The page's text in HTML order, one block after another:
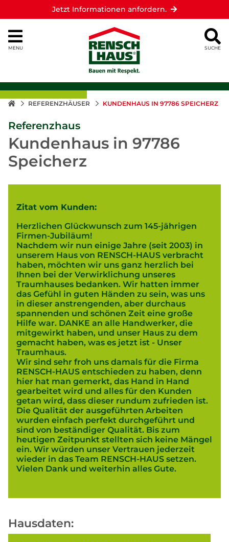
Jetzt Informationen anfordern.
MENU SUCHE
REFERENZHÄUSER KUNDENHAUS IN 97786 SPEICHERZ
Referenzhaus
Kundenhaus in 97786
Speicherz
Zitat vom Kunden:
Herzlichen Glückwunsch zum 145-jährigen
Firmen-Jubiläum!
Nachdem wir nun einige Jahre (seit 2003) in
unserem Haus von RENSCH-HAUS verbracht
haben, möchten wir uns ganz herzlich bei
Ihnen bei der Verwirklichung unseres
Traumhauses bedanken. Wir hatten immer
das Gefühl in guten Händen zu sein, was uns
in dieser anstrengenden, aber durchaus
spannenden und schönen Zeit eine große
Hilfe war. DANKE an alle Handwerker, die
mitgewirkt haben, und unser Haus zu dem
gemacht haben, was es jetzt ist - Unser
Traumhaus.
Wir sind sehr froh uns damals für die Firma
RENSCH-HAUS entschieden zu haben, denn
hier hat man gemerkt, das Hand in Hand
gearbeitet wird und alles für den Kunden
getan wird, dass dieser rundum zufrieden ist.
Die Qualität der ausgeführten Arbeiten
wurden einfach perfekt durchgeführt und
sind von beständiger Qualität. Bis zum
heutigen Zeitpunkt stellten sich keine Mängel
ein. Wir würden unser Vertrauen jederzeit
wieder in das Team RENSCH-HAUS setzen.
Vielen Dank und weiterhin alles Gute.
Hausdaten: